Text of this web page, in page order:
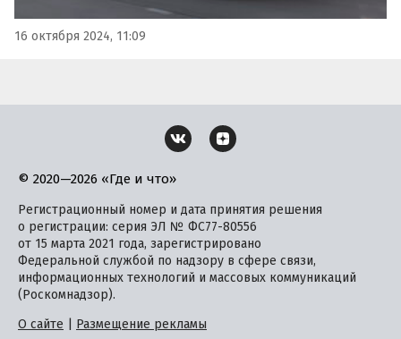
16 октября 2024, 11:09
© 2020—2026 «Где и что»
Регистрационный номер и дата принятия решения
о регистрации: серия ЭЛ № ФС77-80556
от 15 марта 2021 года, зарегистрировано
Федеральной службой по надзору в сфере связи,
информационных технологий и массовых коммуникаций
(Роскомнадзор).
О сайте
Размещение рекламы